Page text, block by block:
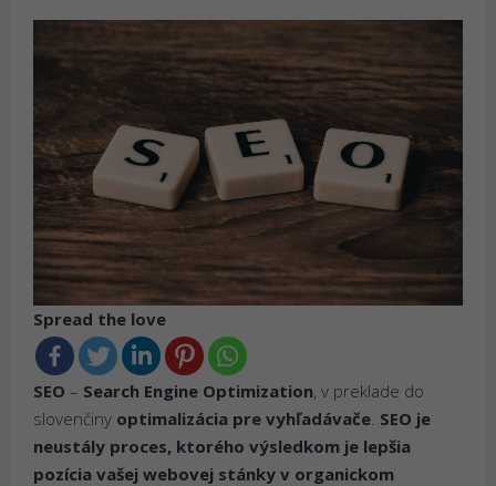
Spread the love
SEO – Search Engine Optimization, v preklade do
slovenčiny optimalizácia pre vyhľadávače SEO je
neustály proces, ktorého výsledkom je lepšia
pozícia vašej webovej stánky v organickom